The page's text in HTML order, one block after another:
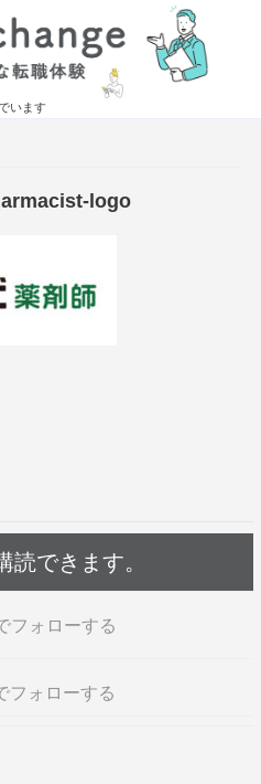
います
logo
読できます。
フォローする
フォローする